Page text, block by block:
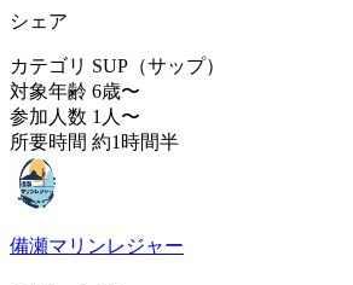
シェア
カテゴリ SUP（サップ）
対象年齢 6歳〜
参加人数 1人〜
所要時間 約1時間半
備瀬マリンレジャー